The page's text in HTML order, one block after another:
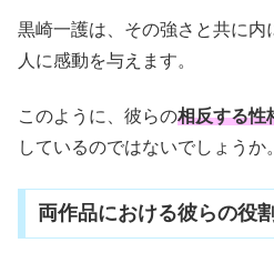
黒崎一護は、その強さと共に
人に感動を与えます。
このように、彼らの相反する性
しているのではないでしょうか。
両作品における彼らの役割